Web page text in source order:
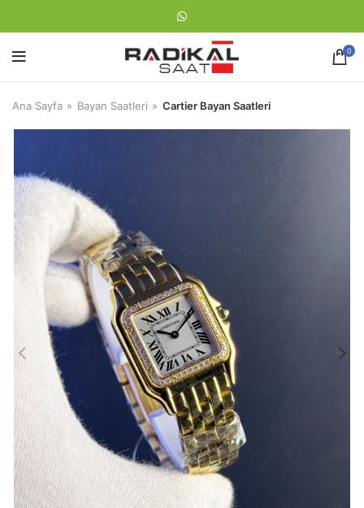
0
Ana Sayfa Bayan Saatleri Cartier Bayan Saatleri